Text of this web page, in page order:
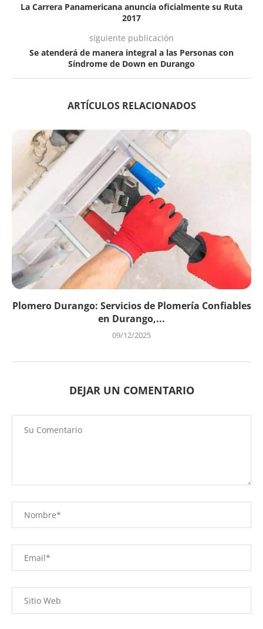
La Carrera Panamericana anuncia oficialmente su Ruta
2017
siguiente publicación
Se atenderá de manera integral a las Personas con
Síndrome de Down en Durango
ARTÍCULOS RELACIONADOS
Plomero Durango: Servicios de Plomería Confiables
en Durango,...
09/12/2025
DEJAR UN COMENTARIO